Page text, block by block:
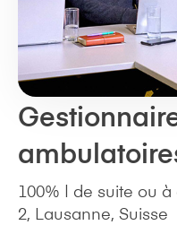
100% | de suite ou
2, Lausanne, Suisse